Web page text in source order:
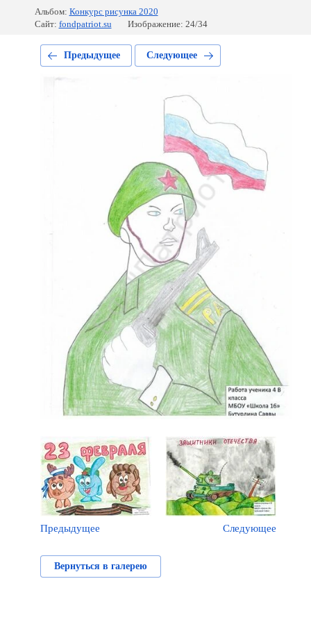
Альбом: Конкурс рисунка 2020
Сайт: fondpatriot.su Изображение: 24/34
Предыдущее Следующее
Предыдущее Следующее
Вернуться в галерею